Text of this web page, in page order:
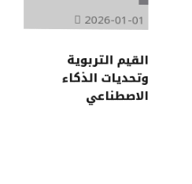
2026-01-01
القيم التربوية
وتحديات الذكاء
الاصطناعي